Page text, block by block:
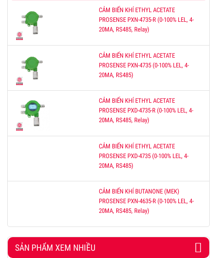
CẢM BIẾN KHÍ ETHYL ACETATE
PROSENSE PXN-4735-R (0-100% LEL, 4-
20MA, RS485, Relay)
CẢM BIẾN KHÍ ETHYL ACETATE
PROSENSE PXN-4735 (0-100% LEL, 4-
20MA, RS485)
CẢM BIẾN KHÍ ETHYL ACETATE
PROSENSE PXD-4735-R (0-100% LEL, 4-
20MA, RS485, Relay)
CẢM BIẾN KHÍ ETHYL ACETATE
PROSENSE PXD-4735 (0-100% LEL, 4-
20MA, RS485)
CẢM BIẾN KHÍ BUTANONE (MEK)
PROSENSE PXN-4635-R (0-100% LEL, 4-
20MA, RS485, Relay)
SẢN PHẨM XEM NHIỀU